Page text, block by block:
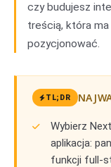
czy budujesz
treścią, która
pozycjonować.
TL;DR
Wybierz
aplikacja:
funkcji full-